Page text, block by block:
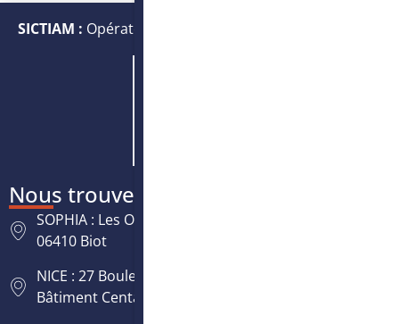
SICTIAM : Opérateur public de services numériques et
Nous trouver
SOPHIA : Les Oréades, 125 rue des Amandiers,
06410 Biot
NICE : 27 Boulevard Paul Montel Nice Leader -
Bâtiment Centaure, 06200 Nice